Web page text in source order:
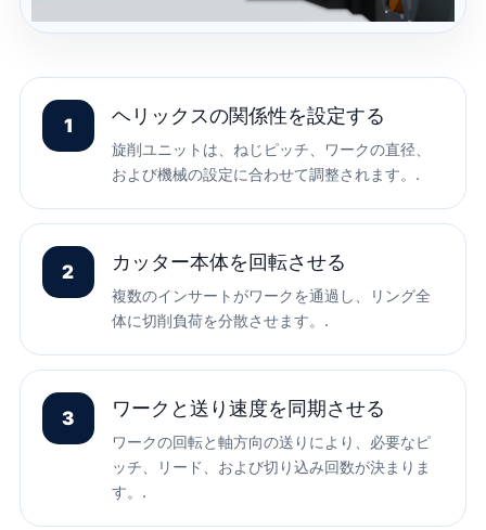
1 ヘリックスの関係性を設定する
旋削ユニットは、ねじピッチ、ワークの直径、
および機械の設定に合わせて調整されます。.
2 カッター本体を回転させる
複数のインサートがワークを通過し、リング全
体に切削負荷を分散させます。.
3 ワークと送り速度を同期させる
ワークの回転と軸方向の送りにより、必要なピ
ッチ、リード、および切り込み回数が決まりま
す。.